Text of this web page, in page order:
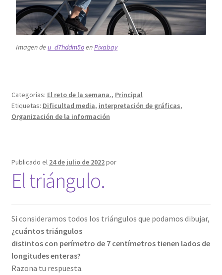
Imagen deu_d7hddm5oenPixabay
Categorías: El reto de la semana., Principal
Etiquetas: Dificultad media, interpretación de gráficas,
Organización de la información
Publicado el 24 de julio de 2022por
El triángulo.
Si consideramos todos los triángulos que podamos dibujar,
¿cuántos triángulos
distintos con perímetro de 7 centímetros tienen lados de
longitudes enteras?
Razona tu respuesta.